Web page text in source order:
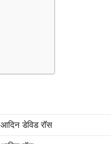
आदिन डेविड रॉस